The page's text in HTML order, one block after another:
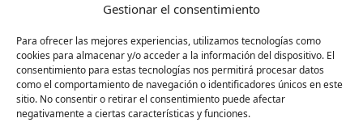
Gestionar el consentimiento
Para ofrecer las mejores experiencias, utilizamos tecnologías como
cookies para almacenar y/o acceder a la información del dispositivo. El
consentimiento para estas tecnologías nos permitirá procesar datos
como el comportamiento de navegación o identificadores únicos en este
sitio. No consentir o retirar el consentimiento puede afectar
negativamente a ciertas características y funciones.
Productos
relacionados